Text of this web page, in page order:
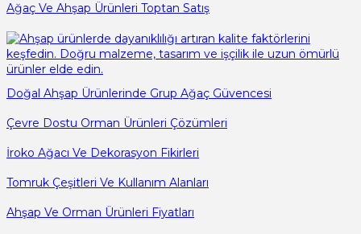
Ağaç Ve Ahşap Ürünleri Toptan Satış
Doğal Ahşap Ürünlerinde Grup Ağaç Güvencesi
Çevre Dostu Orman Ürünleri Çözümleri
İroko Ağacı Ve Dekorasyon Fikirleri
Tomruk Çeşitleri Ve Kullanım Alanları
Ahşap Ve Orman Ürünleri Fiyatları